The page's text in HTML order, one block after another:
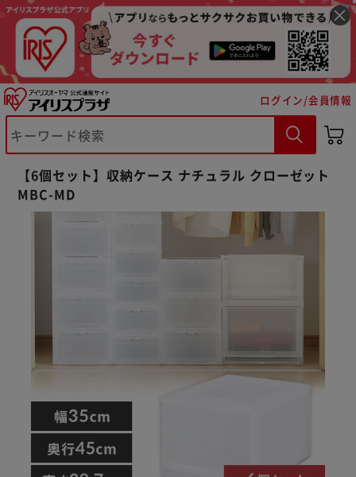
ログイン/会員情報
【6個セット】収納ケース ナチュラル クローゼット
MBC-MD